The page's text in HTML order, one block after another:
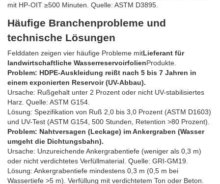
mit HP-OIT ≥500 Minuten. Quelle: ASTM D3895.
Häufige Branchenprobleme und
technische Lösungen
Felddaten zeigen vier häufige Probleme mitLieferant für
landwirtschaftliche WasserreservoirfolienProdukte.
Problem: HDPE-Auskleidung reißt nach 5 bis 7 Jahren in
einem exponierten Reservoir (UV-Abbau).
Ursache: Rußgehalt unter 2 Prozent oder nicht UV-stabilisiertes
Harz. Quelle: ASTM G154.
Lösung: Spezifikation von Ruß 2,0 bis 3,0 Prozent (ASTM D1603)
und UV-Test (ASTM G154, 500 Stunden, Retention >80 Prozent).
Problem: Nahtversagen (Leckage) im Ankergraben (Wasser
umgeht die Dichtungsbahn).
Ursache: Unzureichende Ankergrabentiefe (weniger als 0,3 m)
oder nicht verdichtetes Verfüllmaterial. Quelle: GRI-GM19.
Lösung: Ankergrabentiefe mindestens 0,3 m (0,5 m bei
Wassertiefe >5 m). Verfüllung mit verdichtetem Ton oder Beton.